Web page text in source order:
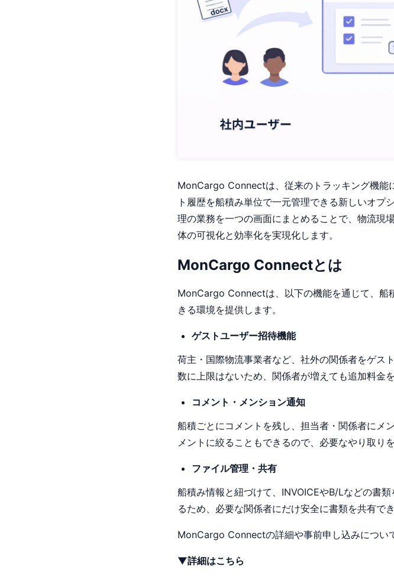
MonCargo Connectは、従来のトラッキング機能
ト履歴を船積み単位で一元管理できる新しいオ
理の業務を一つの画面にまとめることで、物流現
体の可視化と効率化を実現化します。
MonCargo Connectとは
MonCargo Connectは、以下の機能を通じて、船
きる環境を提供します。
ゲストユーザー招待機能
荷主・国際物流事業者など、社外の関係者をゲス
数に上限はないため、関係者が増えても追加料金
コメント・メンション通知
船積ごとにコメントを残し、担当者・関係者にメ
メントに絞ることもできるので、必要なやり取り
ファイル管理・共有
船積み情報と紐づけて、INVOICEやB/Lなどの書
るため、必要な関係者にだけ安全に書類を共有でき
MonCargo Connectの詳細や事前申し込みについ
▼詳細はこちら